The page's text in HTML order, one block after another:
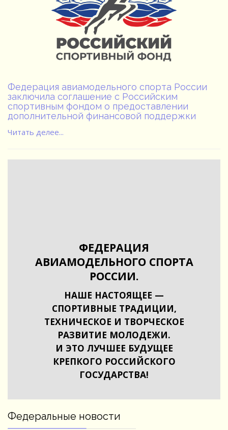
Федерация авиамодельного спорта России
заключила соглашение с Российским
спортивным фондом о предоставлении
дополнительной финансовой поддержки
Читать делее...
ФЕДЕРАЦИЯ
АВИАМОДЕЛЬНОГО СПОРТА
РОССИИ.
НАШЕ НАСТОЯЩЕЕ —
СПОРТИВНЫЕ ТРАДИЦИИ,
ТЕХНИЧЕСКОЕ И ТВОРЧЕСКОЕ
РАЗВИТИЕ МОЛОДЕЖИ.
И ЭТО ЛУЧШЕЕ БУДУЩЕЕ
КРЕПКОГО РОССИЙСКОГО
ГОСУДАРСТВА!
Федеральные новости